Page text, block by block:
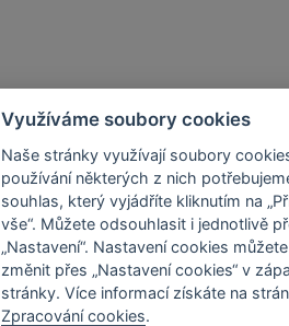
Využíváme soubory cookies
Naše stránky využívají soubory
používání některých z nich
souhlas, který vyjádříte kliknutím na
vše“. Můžete odsouhlasit i jednotlivě
„Nastavení“. Nastavení cookies
změnit přes „Nastavení cookies“ v
stránky. Více informací získáte na
Zpracování cookies.